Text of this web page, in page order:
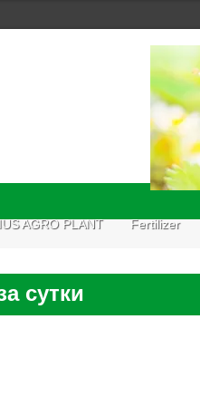
AGRO PLANT
Fertilizer
сутки